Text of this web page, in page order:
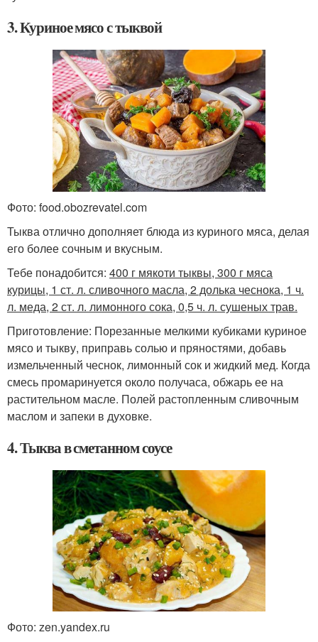
3. Куриное мясо с тыквой
Фото: food.obozrevatel.com
Тыква отлично дополняет блюда из куриного мяса, делая
его более сочным и вкусным.
Тебе понадобится: 400 г мякоти тыквы, 300 г мяса
курицы, 1 ст. л. сливочного масла, 2 долька чеснока, 1 ч.
л. меда, 2 ст. л. лимонного сока, 0,5 ч. л. сушеных трав.
Приготовление: Порезанные мелкими кубиками куриное
мясо и тыкву, приправь солью и пряностями, добавь
измельченный чеснок, лимонный сок и жидкий мед. Когда
смесь промаринуется около получаса, обжарь ее на
растительном масле. Полей растопленным сливочным
маслом и запеки в духовке.
4. Тыква в сметанном соусе
Фото: zen.yandex.ru